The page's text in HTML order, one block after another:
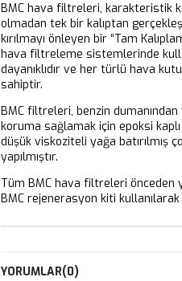
BMC hava filtreleri, karakteristik
olmadan tek bir kalıptan
kırılmayı önleyen bir “Tam
hava filtreleme sistemlerinde
dayanıklıdır ve her türlü hava
sahiptir.
BMC filtreleri, benzin
koruma sağlamak için epoksi
düşük viskoziteli yağa batırılmış
yapılmıştır.
Tüm BMC hava filtreleri önceden
BMC rejenerasyon kiti
YORUMLAR(0)